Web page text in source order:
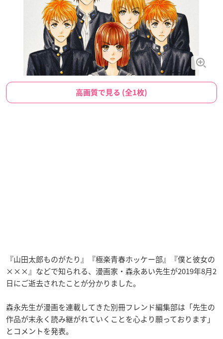
高画質で見る (全1枚)
『山田太郎ものがたり』『極楽青春ホッケー部』『僕と彼女の
×××』などで知られる、漫画家・森永あい先生が2019年8月2
日にご逝去されたことが分かりました。
森永先生が漫画を連載してきた別冊フレンド編集部は「先生の
作品が末永く読み継がれていくことを心より願っております」
とコメントを発表。